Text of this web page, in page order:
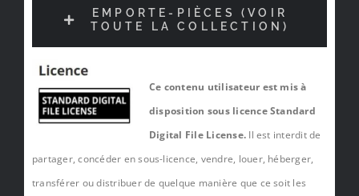
EMPORTE-PIÈCES (VOIR
TOUTE LA COLLECTION)
Ce contenu utilisateur est mis à
disposition sous licence Standard
Digital File License. Il est interdit de
partager, concéder en sous-licence, vendre, louer, héberger,
transférer ou distribuer de quelque manière que ce soit les